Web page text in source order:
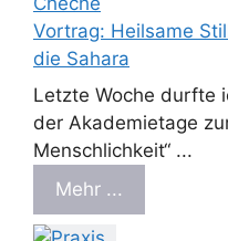
Vortrag: Heilsame
die Sahara
Letzte Woche durfte
der Akademietage
Menschlichkeit“ ...
Mehr ...